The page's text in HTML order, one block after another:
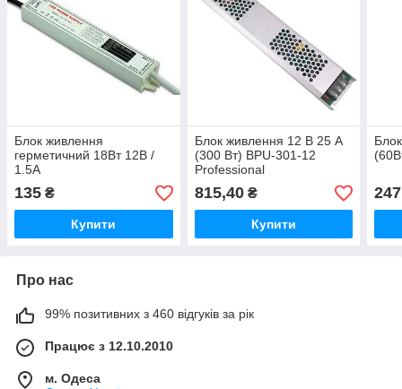
Блок живлення
герметичний 18Вт 12В /
1.5А
135 ₴
Купити
Блок живлення 12 В 25 А
(300 Вт) BPU-301-12
Professional
815,40₴
Купити
Про нас
99% позитивних з 460 відгуків за рік
Працює з 12.10.2010
м. Одеса